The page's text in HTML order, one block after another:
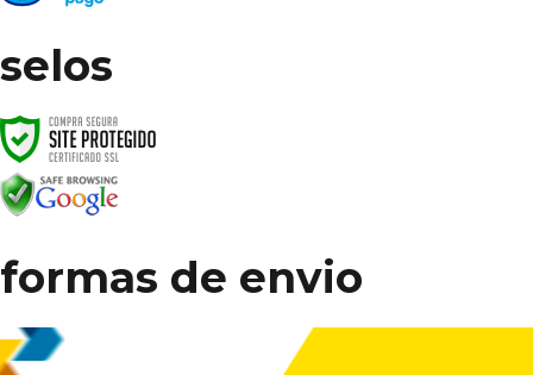
selos
formas de envio